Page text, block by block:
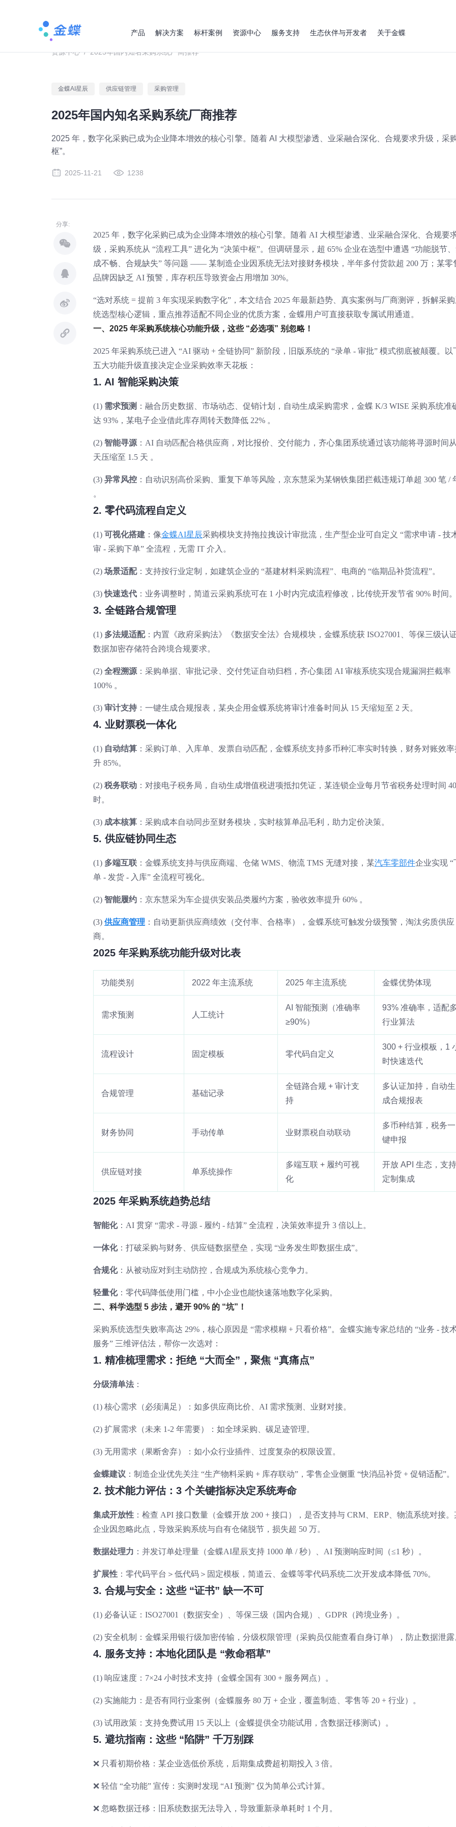
产品 解决方案 标杆案例 资源中心 服务支持 生态伙伴与开发者 关于金蝶
资源中心 / 2025年国内知名采购系统厂商推荐
金蝶AI星辰 供应链管理 采购管理
2025年国内知名采购系统厂商推荐
2025 年，数字化采购已成为企业降本增效的核心引擎。随着 AI 大模型渗透、业采融合深化、合规要求升级，采
枢”。
2025-11-21 1238
分享:
2025 年，数字化采购已成为企业降本增效的核心引擎。随着 AI 大模型渗透、业采融合深化、合规要
级，采购系统从 “流程工具” 进化为 “决策中枢”。但调研显示，超 65% 企业在选型中遭遇 “功能脱节
成不畅、合规缺失” 等问题 —— 某制造企业因系统无法对接财务模块，半年多付货款超 200 万；某零
品牌因缺乏 AI 预警，库存积压导致资金占用增加 30%。
“选对系统 = 提前 3 年实现采购数字化”，本文结合 2025 年最新趋势、真实案例与厂商测评，拆解采
统选型核心逻辑，重点推荐适配不同企业的优质方案，金蝶用户可直接获取专属试用通道。
一、2025 年采购系统核心功能升级，这些 “必选项” 别忽略！
2025 年采购系统已进入 “AI 驱动 + 全链协同” 新阶段，旧版系统的 “录单 - 审批” 模式彻底被颠覆。以
五大功能升级直接决定企业采购效率天花板：
1. AI 智能采购决策
(1) 需求预测 ：融合历史数据、市场动态、促销计划，自动生成采购需求，金蝶 K/3 WISE 采购系统准
达 93%，某电子企业借此库存周转天数降低 22% 。
(2) 智能寻源：AI 自动匹配合格供应商，对比报价、交付能力，齐心集团系统通过该功能将寻源时间
天压缩至 1.5 天 。
(3) 异常风控：自动识别高价采购、重复下单等风险，京东慧采为某钢铁集团拦截违规订单超 300 笔 /
。
2. 零代码流程自定义
(1) 可视化搭建：像金蝶AI星辰采购模块支持拖拉拽设计审批流，生产型企业可自定义 “需求申请 - 技
审 - 采购下单” 全流程，无需 IT 介入。
(2) 场景适配：支持按行业定制，如建筑企业的 “基建材料采购流程”、电商的 “临期品补货流程”。
(3)快速迭代：业务调整时，简道云采购系统可在 1 小时内完成流程修改，比传统开发节省 90% 时间
3. 全链路合规管理
(1) 多法规适配：内置《政府采购法》《数据安全法》合规模块，金蝶系统获 ISO27001、等保三级认
数据加密存储符合跨境合规要求。
(2) 全程溯源：采购单据、审批记录、交付凭证自动归档，齐心集团 AI 审核系统实现合规漏洞拦截率
100% 。
(3) 审计支持：一键生成合规报表，某央企用金蝶系统将审计准备时间从 15 天缩短至 2 天。
4. 业财票税一体化
(1) 自动结算：采购订单、入库单、发票自动匹配，金蝶系统支持多币种汇率实时转换，财务对账效率
升 85%。
(2) 税务联动：对接电子税务局，自动生成增值税进项抵扣凭证，某连锁企业每月节省税务处理时间
时。
(3) 成本核算：采购成本自动同步至财务模块，实时核算单品毛利，助力定价决策。
5. 供应链协同生态
(1) 多端互联：金蝶系统支持与供应商端、仓储 WMS、物流 TMS 无缝对接，某汽车零部件企业实现 “
单 - 发货 - 入库” 全流程可视化。
(2) 智能履约：京东慧采为车企提供安装品类履约方案，验收效率提升 60% 。
(3) 供应商管理 ：自动更新供应商绩效（交付率、合格率），金蝶系统可触发分级预警，淘汰劣质供应
商。
2025 年采购系统功能升级对比表
功能类别 2022 年主流系统 2025 年主流系统 金蝶优势体现
需求预测 人工统计
AI 智能预测（准确率
≥90%）
93% 准确率，适配
行业算法
流程设计 固定模板 零代码自定义
300 + 行业模板，1
时快速迭代
合规管理 基础记录
全链路合规 + 审计支
持
多认证加持，自动生
成合规报表
财务协同 手动传单 业财票税自动联动
多币种结算，税务一
键申报
供应链对接 单系统操作
多端互联 + 履约可视
化
开放 API 生态，支持
定制集成
2025 年采购系统趋势总结
智能化：AI 贯穿 “需求 - 寻源 - 履约 - 结算” 全流程，决策效率提升 3 倍以上。
一体化：打破采购与财务、供应链数据壁垒，实现 “业务发生即数据生成”。
合规化：从被动应对到主动防控，合规成为系统核心竞争力。
轻量化：零代码降低使用门槛，中小企业也能快速落地数字化采购。
二、科学选型 5 步法，避开 90% 的 “坑”！
采购系统选型失败率高达 29%，核心原因是 “需求模糊 + 只看价格”。金蝶实施专家总结的 “业务 - 技
服务” 三维评估法，帮你一次选对：
1. 精准梳理需求：拒绝 “大而全”，聚焦 “真痛点”
分级清单法：
(1) 核心需求（必须满足）：如多供应商比价、AI 需求预测、业财对接。
(2) 扩展需求（未来 1-2 年需要）：如全球采购、碳足迹管理。
(3) 无用需求（果断舍弃）：如小众行业插件、过度复杂的权限设置。
金蝶建议 ：制造企业优先关注 “生产物料采购 + 库存联动”，零售企业侧重 “快消品补货 + 促销适配”。
2. 技术能力评估：3 个关键指标决定系统寿命
集成开放性：检查 API 接口数量（金蝶开放 200 + 接口），是否支持与 CRM、ERP、物流系统对接。
企业因忽略此点，导致采购系统与自有仓储脱节，损失超 50 万。
数据处理力 ：并发订单处理量（金蝶AI星辰支持 1000 单 / 秒）、AI 预测响应时间（≤1 秒）。
扩展性：零代码平台＞低代码＞固定模板，简道云、金蝶等零代码系统二次开发成本降低 70%。
3. 合规与安全：这些 “证书” 缺一不可
(1) 必备认证：ISO27001（数据安全）、等保三级（国内合规）、GDPR（跨境业务）。
(2) 安全机制：金蝶采用银行级加密传输，分级权限管理（采购员仅能查看自身订单），防止数据泄露
4. 服务支持：本地化团队是 “救命稻草”
(1) 响应速度：7×24 小时技术支持（金蝶全国有 300 + 服务网点）。
(2) 实施能力：是否有同行业案例（金蝶服务 80 万 + 企业，覆盖制造、零售等 20 + 行业）。
(3) 试用政策：支持免费试用 15 天以上（金蝶提供全功能试用，含数据迁移测试）。
5. 避坑指南：这些 “陷阱” 千万别踩
❌ 只看初期价格：某企业选低价系统，后期集成费超初期投入 3 倍。
❌ 轻信 “全功能” 宣传：实测时发现 “AI 预测” 仅为简单公式计算。
❌ 忽略数据迁移：旧系统数据无法导入，导致重新录单耗时 1 个月。